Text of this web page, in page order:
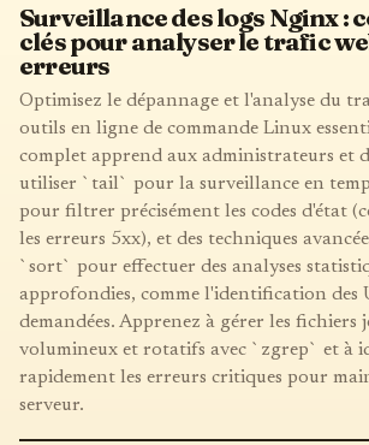
Surveillance des logs Nginx :
clés pour analyser le trafic
erreurs
Optimisez le dépannage et l'analyse du
outils en ligne de commande Linux
complet apprend aux administrateurs et
utiliser `tail` pour la surveillance en
pour filtrer précisément les codes d'état
les erreurs 5xx), et des techniques
`sort` pour effectuer des analyses
approfondies, comme l'identification des
demandées. Apprenez à gérer les fichiers
volumineux et rotatifs avec `zgrep` et à
rapidement les erreurs critiques pour
serveur.